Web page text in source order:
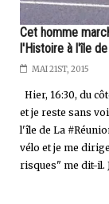
Cet homme
l'Histoire à l'île
MAI 21ST, 2015
Hier, 16:30, du
et je reste sans
l'île de La
vélo et je me
risques" me dit-il.